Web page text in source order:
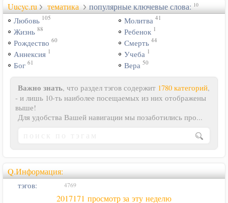
Uucyc.ru тематика популярные ключевые слова: 10
Любовь 105
Жизнь 88
Рождество 60
Аннексия 1
Бог 61
Молитва 41
Ребенок 1
Смерть 44
Учеба 1
Вера 50
Важно знать, что раздел тэгов содержит 1780 категорий,
- и лишь 10-ть наиболее посещаемых из них отображены
выше!
Для удобства Вашей навигации мы позаботились про...
Q.Информация:
тэгов: 4769
2017171 просмотр за эту неделю